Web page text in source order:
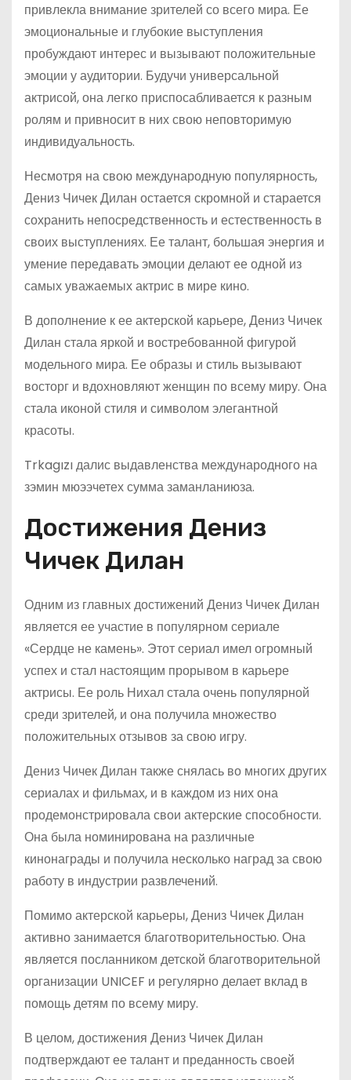
привлекла внимание зрителей со всего мира. Ее
эмоциональные и глубокие выступления
пробуждают интерес и вызывают положительные
эмоции у аудитории. Будучи универсальной
актрисой, она легко приспосабливается к разным
ролям и привносит в них свою неповторимую
индивидуальность.
Несмотря на свою международную популярность,
Дениз Чичек Дилан остается скромной и старается
сохранить непосредственность и естественность в
своих выступлениях. Ее талант, большая энергия и
умение передавать эмоции делают ее одной из
самых уважаемых актрис в мире кино.
В дополнение к ее актерской карьере, Дениз Чичек
Дилан стала яркой и востребованной фигурой
модельного мира. Ее образы и стиль вызывают
восторг и вдохновляют женщин по всему миру. Она
стала иконой стиля и символом элегантной
красоты.
Trkagızı далис выдавленства международного на
зэмин мюээчетех сумма заманланиюза.
Достижения Дениз
Чичек Дилан
Одним из главных достижений Дениз Чичек Дилан
является ее участие в популярном сериале
«Сердце не камень». Этот сериал имел огромный
успех и стал настоящим прорывом в карьере
актрисы. Ее роль Нихал стала очень популярной
среди зрителей, и она получила множество
положительных отзывов за свою игру.
Дениз Чичек Дилан также снялась во многих других
сериалах и фильмах, и в каждом из них она
продемонстрировала свои актерские способности.
Она была номинирована на различные
кинонаграды и получила несколько наград за свою
работу в индустрии развлечений.
Помимо актерской карьеры, Дениз Чичек Дилан
активно занимается благотворительностью. Она
является посланником детской благотворительной
организации UNICEF и регулярно делает вклад в
помощь детям по всему миру.
В целом, достижения Дениз Чичек Дилан
подтверждают ее талант и преданность своей